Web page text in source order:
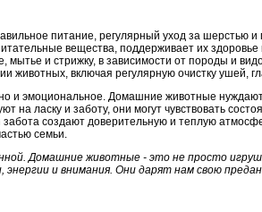
питание, регулярный уход за шерстью и
вещества, поддерживает их здоровье
и стрижку, в зависимости от породы и
животных, включая регулярную очистку ушей,
и эмоциональное. Домашние животные
ласку и заботу, они могут чувствовать
создают доверительную и теплую
семьи.
Домашние животные - это не просто
и внимания. Они дарят нам свою